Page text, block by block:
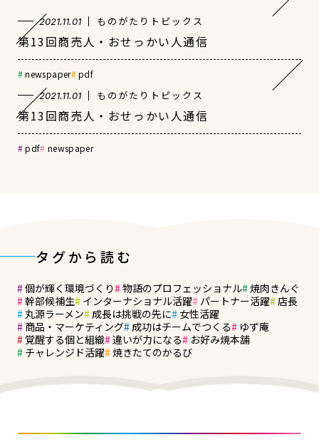
2021.11.01 ものがたりトピックス
第13回商売人・おせっかい人通信
newspaper pdf
2021.11.01 ものがたりトピックス
第13回商売人・おせっかい人通信
pdf newspaper
タグから読む
個が輝く環境づくり 物語のプロフェッショナル 焼肉きんぐ
幹部候補生 インターナショナル活躍 パートナー活躍 店長
丸源ラーメン 成長は挑戦の先に
女性活躍
商品・マーケティング 成功はチームでつくる
ゆず庵
覚醒する個と組織 違いが力になる
お好み焼本舗
チャレンジド活躍 焼きたてのかるび